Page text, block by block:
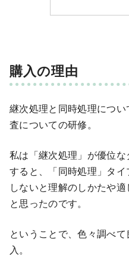
購入の理由
継次処理と同時処理につ
査についての研修。
私は「継次処理」が優位
すると、「同時処理」タ
しないと理解のしかたや適
と思ったのです。
ということで、色々調べ
入。